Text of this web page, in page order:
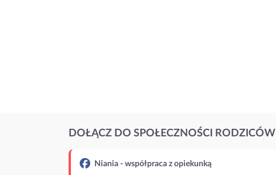
DOŁĄCZ DO SPOŁECZNOŚCI RODZICÓW
Niania - współpraca z opiekunką